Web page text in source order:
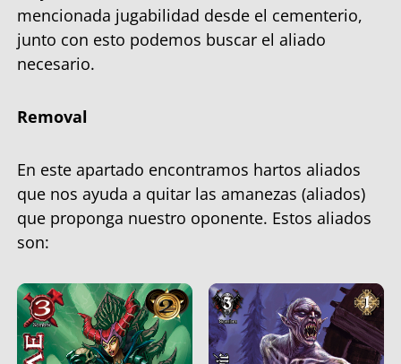
mencionada jugabilidad desde el cementerio,
junto con esto podemos buscar el aliado
necesario.
Removal
En este apartado encontramos hartos aliados
que nos ayuda a quitar las amanezas (aliados)
que proponga nuestro oponente. Estos aliados
son: